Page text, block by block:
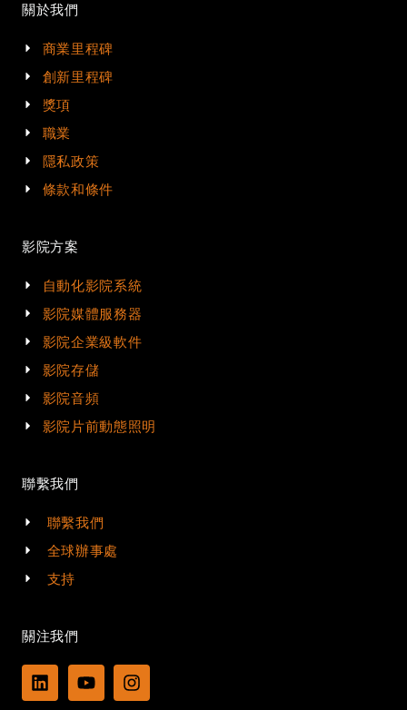
關於我們
商業里程碑
創新里程碑
獎項
職業
隱私政策
條款和條件
影院方案
自動化影院系統
影院媒體服務器
影院企業級軟件
影院存儲
影院音頻
影院片前動態照明
聯繫我們
聯繫我們
全球辦事處
支持
關注我們
L
i
Y
o
I
n